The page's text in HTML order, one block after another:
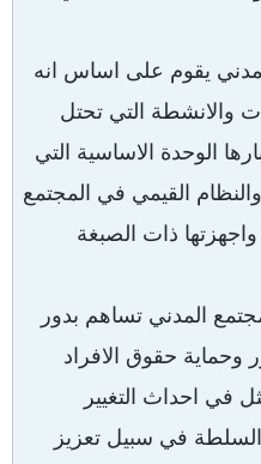
يقوم على اساس انه
والانشطة التي تحتل
الوحدة الاساسية التي
والنظام القيمي في المجتمع
ذات الصبغة
المدني تساهم بدور
حقوق الافراد
في احداث التغيير
في سبيل تعزيز